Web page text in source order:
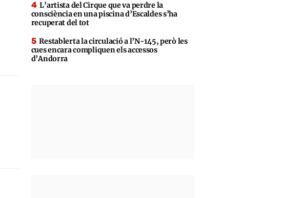
L’artista del Cirque que va perdre la
consciència en una piscina d’Escaldes s’ha
recuperat del tot
Restablerta la circulació a l’N-145, però les
cues encara compliquen els accessos
d’Andorra